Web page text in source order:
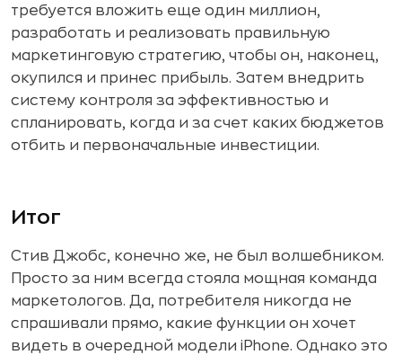
требуется вложить еще один миллион,
разработать и реализовать правильную
маркетинговую стратегию, чтобы он, наконец,
окупился и принес прибыль. Затем внедрить
систему контроля за эффективностью и
спланировать, когда и за счет каких бюджетов
отбить и первоначальные инвестиции.
Итог
Стив Джобс, конечно же, не был волшебником.
Просто за ним всегда стояла мощная команда
маркетологов. Да, потребителя никогда не
спрашивали прямо, какие функции он хочет
видеть в очередной модели iPhone. Однако это